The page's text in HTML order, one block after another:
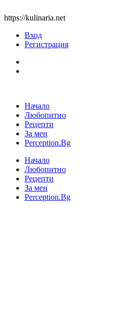
https://kulinaria.net
Вход
Регистрация
Начало
Любопитно
Рецепти
За мен
Perception.Bg
Начало
Любопитно
Рецепти
За мен
Perception.Bg